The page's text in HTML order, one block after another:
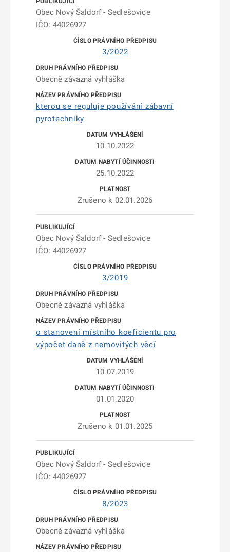
Obec Nový Šaldorf - Sedlešovice
IČO: 44026927
3/2022
Obecně závazná vyhláška
kterou se reguluje používání zábavní
pyrotechniky
10.10.2022
25.10.2022
Zrušeno k 02.01.2026
Obec Nový Šaldorf - Sedlešovice
IČO: 44026927
3/2019
Obecně závazná vyhláška
o stanovení místního koeficientu pro
výpočet daně z nemovitých věcí
10.07.2019
01.01.2020
Zrušeno k 01.01.2025
Obec Nový Šaldorf - Sedlešovice
IČO: 44026927
8/2023
Obecně závazná vyhláška